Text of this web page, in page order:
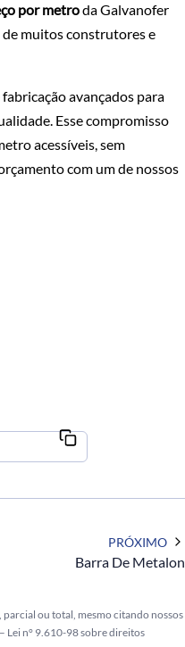
por metroda Galvanofer
muitos construtores e
avançados para
Esse compromisso
acessíveis, sem
com um de nossos
PRÓXIMO
Barra De Metalon
ou total, mesmo citando nossos
Lei n° 9.610-98 sobre direitos